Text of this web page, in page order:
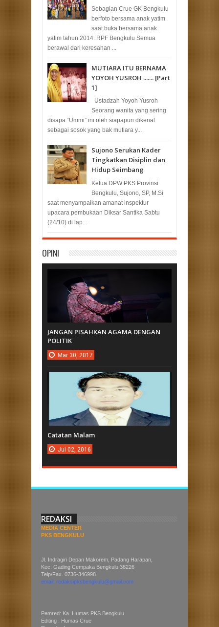
Sebagian Crue GK Bengkulu
berfoto bersama anak yatim
saat buka bersama anak
yatim tahun 2014. RPF Bengkulu Semua
berawal dari keresahan ...
MUTIARA ITU BERNAMA
YOYOH YUSROH ....... [Part
1]
Ustadzah Yoyoh Yusroh
Seorang wanita yang sering
disapa “Ummi” ini oleh siapapun dikenal
sebagai sosok yang bak mutiara y...
Sujono Serukan Kader
Tingkatkan Disiplin dan
Hidup Seimbang
Ketua DPW PKS Provinsi
Bengkulu, Sujono, SP, M.Si
saat menyampaikan amanat inspektur
upacara pembukaan Diksar Santika Sabtu
(24/10) di lap...
OPINI
JANGAN PISAHKAN AGAMA DENGAN
POLITIK
Mar 30, 2017
Catatan Malam
Jul 02, 2016
REDAKSI
MEDIA CENTER
PKS BENGKULU
Jl. Indragiri Depan Makorem, Padang Harapan,
Kec. Gading Cempaka Bengkulu 38226
Telp/Fax. 0736-346998
email: redaksipksbengkulu@gmail.com
Pemred: Ka. Humas PKS Bengkulu
Editing : Humas Crue